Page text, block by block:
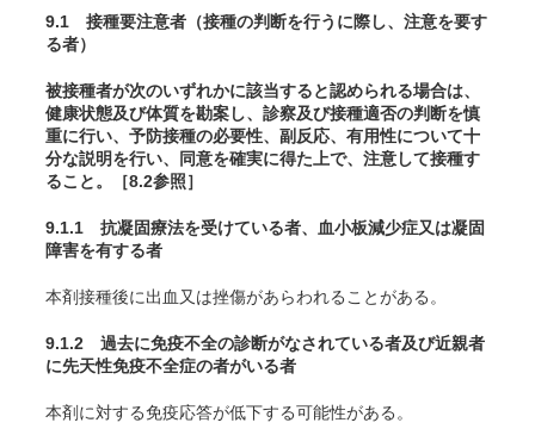
9.1 接種要注意者（接種の判断を行うに際し、注意を要す
る者）
被接種者が次のいずれかに該当すると認められる場合は、
健康状態及び体質を勘案し、診察及び接種適否の判断を慎
重に行い、予防接種の必要性、副反応、有用性について十
分な説明を行い、同意を確実に得た上で、注意して接種す
ること。［8.2参照］
9.1.1 抗凝固療法を受けている者、血小板減少症又は凝固
障害を有する者
本剤接種後に出血又は挫傷があらわれることがある。
9.1.2 過去に免疫不全の診断がなされている者及び近親者
に先天性免疫不全症の者がいる者
本剤に対する免疫応答が低下する可能性がある。